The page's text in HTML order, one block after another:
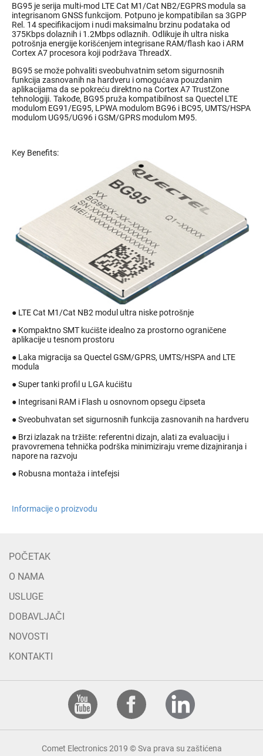
BG95 je serija multi-mod LTE Cat M1/Cat NB2/EGPRS modula sa
integrisanom GNSS funkcijom. Potpuno je kompatibilan sa 3GPP
Rel. 14 specifikacijom i nudi maksimalnu brzinu podataka od
375Kbps dolaznih i 1.2Mbps odlaznih. Odlikuje ih ultra niska
potrošnja energije korišćenjem integrisane RAM/flash kao i ARM
Cortex A7 procesora koji podržava ThreadX.
BG95 se može pohvaliti sveobuhvatnim setom sigurnosnih
funkcija zasnovanih na hardveru i omogućava pouzdanim
aplikacijama da se pokreću direktno na Cortex A7 TrustZone
tehnologiji. Takođe, BG95 pruža kompatibilnost sa Quectel LTE
modulom EG91/EG95, LPWA modulom BG96 i BC95, UMTS/HSPA
modulom UG95/UG96 i GSM/GPRS modulom M95.
Key Benefits:
● LTE Cat M1/Cat NB2 modul ultra niske potrošnje
● Kompaktno SMT kućište idealno za prostorno ograničene
aplikacije u tesnom prostoru
● Laka migracija sa Quectel GSM/GPRS, UMTS/HSPA and LTE
modula
● Super tanki profil u LGA kućištu
● Integrisani RAM i Flash u osnovnom opsegu čipseta
● Sveobuhvatan set sigurnosnih funkcija zasnovanih na hardveru
● Brzi izlazak na tržište: referentni dizajn, alati za evaluaciju i
pravovremena tehnička podrška minimiziraju vreme dizajniranja i
napore na razvoju
● Robusna montaža i intefejsi
Informacije o proizvodu
POČETAK
O NAMA
USLUGE
DOBAVLJAČI
NOVOSTI
KONTAKTI
Comet Electronics 2019 © Sva prava su zaštićena